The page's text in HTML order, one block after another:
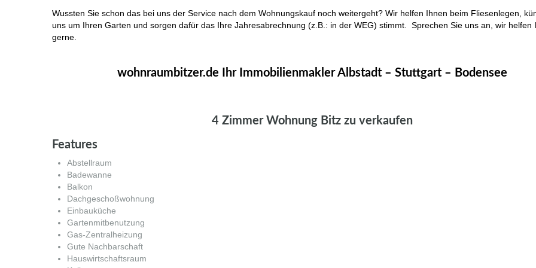
Wussten Sie schon das bei uns der Service nach dem Wohnungskauf noch weitergeht? Wir helfen Ihnen beim Fliesenlegen,
uns um Ihren Garten und sorgen dafür das Ihre Jahresabrechnung (z.B.: in der WEG) stimmt. Sprechen Sie uns an, wir helfen
gerne.
wohnraumbitzer.de Ihr Immobilienmakler Albstadt – Stuttgart – Bodensee
4 Zimmer Wohnung Bitz zu verkaufen
Features
Abstellraum
Badewanne
Balkon
Dachgeschoßwohnung
Einbauküche
Gartenmitbenutzung
Gas-Zentralheizung
Gute Nachbarschaft
Hauswirtschaftsraum